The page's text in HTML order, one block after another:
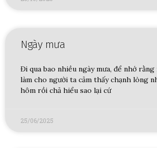
Ngày mưa
Đi qua bao nhiều ngày mưa, để nhớ rằng
làm cho người ta cảm thấy chạnh lòng
hôm rồi chả hiểu sao lại cứ
25/06/2025